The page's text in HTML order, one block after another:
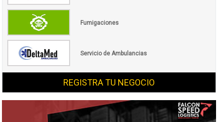
Fumigaciones
Servicio de Ambulancias
REGISTRA TU NEGOCIO